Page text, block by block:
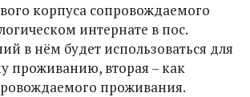
корпуса сопровождаемого
интернате в пос.
в нём будет использоваться для
проживанию, вторая – как
проживания.